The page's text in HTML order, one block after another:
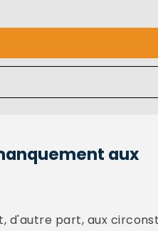
aux
d'autre part, aux